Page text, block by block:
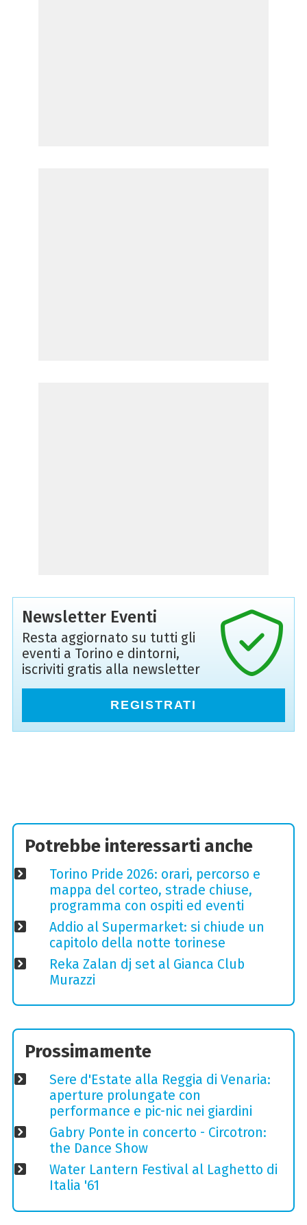
Newsletter Eventi
Resta aggiornato su tutti gli
eventi a Torino e dintorni,
iscriviti gratis alla newsletter
REGISTRATI
Potrebbe interessarti anche
Torino Pride 2026: orari, percorso e
mappa del corteo, strade chiuse,
programma con ospiti ed eventi
Addio al Supermarket: si chiude un
capitolo della notte torinese
Reka Zalan dj set al Gianca Club
Murazzi
Prossimamente
Sere d'Estate alla Reggia di Venaria:
aperture prolungate con
performance e pic-nic nei giardini
Gabry Ponte in concerto - Circotron:
the Dance Show
Water Lantern Festival al Laghetto di
Italia '61